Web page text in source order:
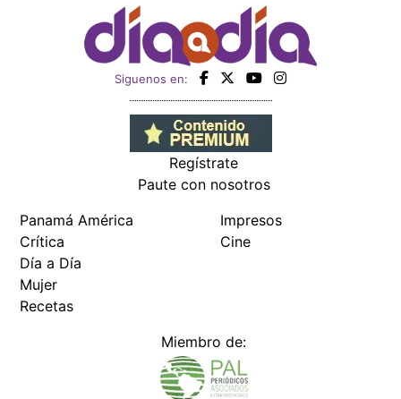
Siguenos en:
Regístrate
Paute con nosotros
Panamá América
Crítica
Día a Día
Mujer
Recetas
Impresos
Cine
Miembro de: